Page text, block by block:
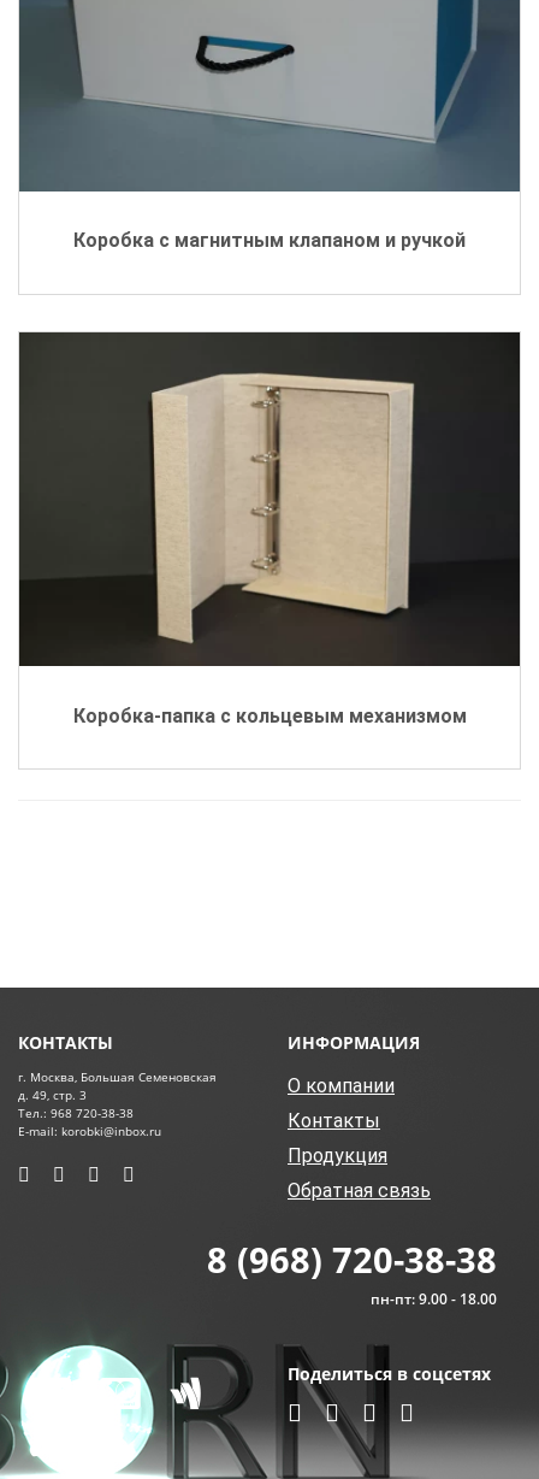
Коробка с магнитным клапаном и ручкой
Коробка-папка с кольцевым механизмом
КОНТАКТЫ
г. Москва, Большая Семеновская
д. 49, стр. 3
Тел.: 968 720-38-38
E-mail: korobki@inbox.ru
ИНФОРМАЦИЯ
О компании
Контакты
Продукция
Обратная связь
8 (968) 720-38-38
пн-пт: 9.00 - 18.00
Поделиться в соцсетях